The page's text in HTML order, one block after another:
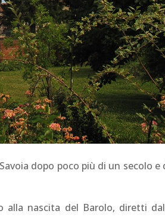
dopo poco più di un secolo
nascita del Barolo, diretti